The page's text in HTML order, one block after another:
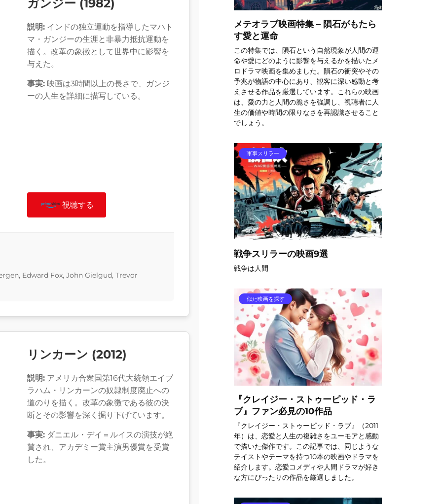
ガンジー (1982)
説明: インドの独立運動を指導したマハト
マ・ガンジーの生涯と非暴力抵抗運動を
描く。改革の象徴として世界中に影響を
与えた。
事実: 映画は3時間以上の長さで、ガンジ
ーの人生を詳細に描写している。
視聴する
Edward Fox, John Gielgud, Trevor
リンカーン (2012)
説明: アメリカ合衆国第16代大統領エイブ
ラハム・リンカーンの奴隷制度廃止への
道のりを描く。改革の象徴である彼の決
断とその影響を深く掘り下げています。
事実: ダニエル・デイ＝ルイスの演技が絶
賛され、アカデミー賞主演男優賞を受賞
した。
メテオラブ映画特集 – 隕石がもたら
す愛と運命
この特集では、隕石という自然現象が人間の運
命や愛にどのように影響を与えるかを描いたメ
ロドラマ映画を集めました。隕石の衝突やその
予兆が物語の中心にあり、観客に深い感動と考
えさせる作品を厳選しています。これらの映画
は、愛の力と人間の脆さを強調し、視聴者に人
生の価値や時間の限りなさを再認識させること
でしょう。
軍事スリラー
戦争スリラーの映画9選
戦争は人間
似た映画を探す
『クレイジー・ストゥーピッド・ラ
ブ』ファン必見の10作品
『クレイジー・ストゥーピッド・ラブ』（2011
年）は、恋愛と人生の複雑さをユーモアと感動
で描いた傑作です。この記事では、同じような
テイストやテーマを持つ10本の映画やドラマを
紹介します。恋愛コメディや人間ドラマが好き
な方にぴったりの作品を厳選しました。